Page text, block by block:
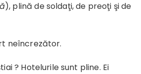
), plină de soldaţi, de preoţi şi de
neîncrezător.
? Hotelurile sunt pline. Ei